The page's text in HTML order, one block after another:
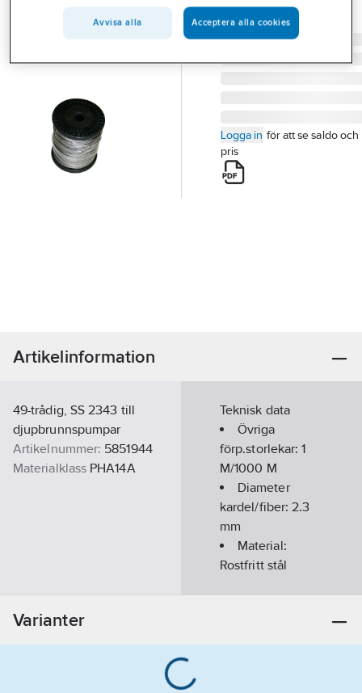
SIS 2343 49-TRÅDIG
Artikelnummer:
Logga in för att se saldo och
pris
Artikelinformation
49-trådig, SS 2343 till
djupbrunnspumpar
Artikelnummer: 5851944
Materialklass PHA14A
Teknisk data
Övriga
förp.storlekar:1
M/1000 M
Diameter
kardel/fiber:2.3
mm
Material:
Rostfritt stål
Antal
Varianter
Avvisa alla Acceptera alla cookies